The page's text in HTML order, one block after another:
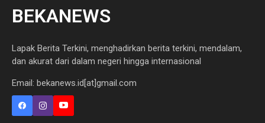
BEKANEWS
Lapak Berita Terkini, menghadirkan berita terkini, mendalam,
dan akurat dari dalam negeri hingga internasional
Email: bekanews.id[at]gmail.com